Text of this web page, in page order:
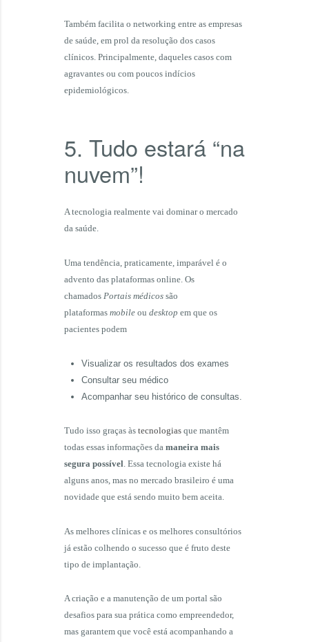
Também facilita o networking entre as empresas
de saúde, em prol da resolução dos casos
clínicos. Principalmente, daqueles casos com
agravantes ou com poucos indícios
epidemiológicos.
5. Tudo estará “na
nuvem”!
A tecnologia realmente vai dominar o mercado
da saúde.
Uma tendência, praticamente, imparável é o
advento das plataformas online. Os
chamados Portais médicossão
plataformas mobileou desktop em que os
pacientes podem
Visualizar os resultados dos exames
Consultar seu médico
Acompanhar seu histórico de consultas.
Tudo isso graças às tecnologiasque mantêm
todas essas informações da maneira mais
segura possível. Essa tecnologia existe há
alguns anos, mas no mercado brasileiro é uma
novidade que está sendo muito bem aceita.
As melhores clínicas e os melhores consultórios
já estão colhendo o sucesso que é fruto deste
tipo de implantação.
A criação e a manutenção de um portal são
desafios para sua prática como empreendedor,
mas garantem que você está acompanhando a